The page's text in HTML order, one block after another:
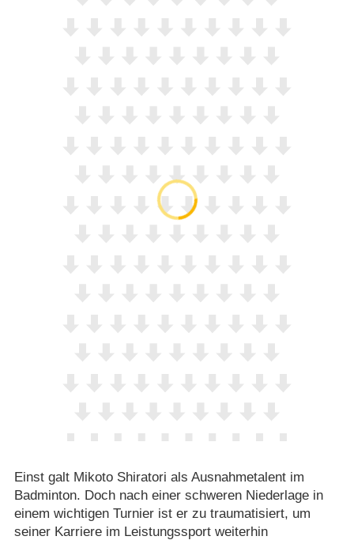
Einst galt Mikoto Shiratori als Ausnahmetalent im
Badminton. Doch nach einer schweren Niederlage in
einem wichtigen Turnier ist er zu traumatisiert, um
seiner Karriere im Leistungssport weiterhin